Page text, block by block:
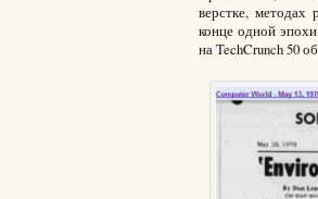
верстке, методах
конце одной
на TechCrunch 50